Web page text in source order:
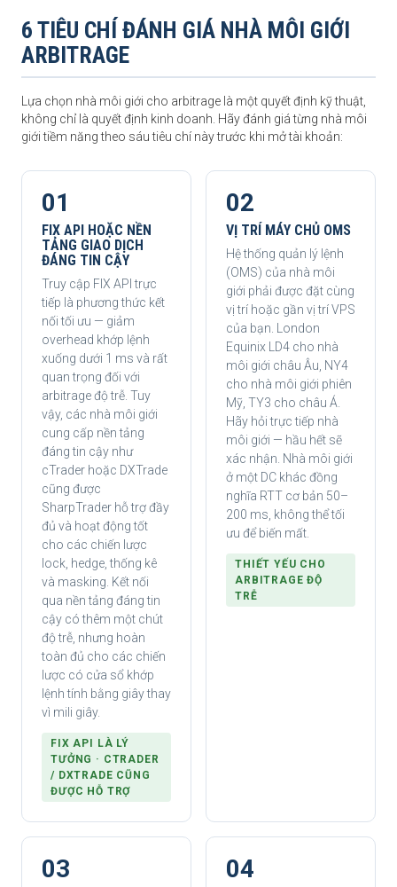
6 TIÊU CHÍ ĐÁNH GIÁ NHÀ MÔI GIỚI
ARBITRAGE
Lựa chọn nhà môi giới cho arbitrage là một quyết định kỹ thuật,
không chỉ là quyết định kinh doanh. Hãy đánh giá từng nhà môi
giới tiềm năng theo sáu tiêu chí này trước khi mở tài khoản:
01
FIX API HOẶC NỀN
TẢNG GIAO DỊCH
ĐÁNG TIN CẬY
Truy cập FIX API trực
tiếp là phương thức kết
nối tối ưu — giảm
overhead khớp lệnh
xuống dưới 1 ms và rất
quan trọng đối với
arbitrage độ trễ. Tuy
vậy, các nhà môi giới
cung cấp nền tảng
đáng tin cậy như
cTrader hoặc DXTrade
cũng được
SharpTrader hỗ trợ đầy
đủ và hoạt động tốt
cho các chiến lược
lock, hedge, thống kê
và masking. Kết nối
qua nền tảng đáng tin
cậy có thêm một chút
độ trễ, nhưng hoàn
toàn đủ cho các chiến
lược có cửa sổ khớp
lệnh tính bằng giây thay
vì mili giây.
FIX API LÀ LÝ
TƯỞNG · CTRADER
/ DXTRADE CŨNG
ĐƯỢC HỖ TRỢ
02
VỊ TRÍ MÁY CHỦ OMS
Hệ thống quản lý lệnh
(OMS) của nhà môi
giới phải được đặt cùng
vị trí hoặc gần vị trí VPS
của bạn. London
Equinix LD4 cho nhà
môi giới châu Âu, NY4
cho nhà môi giới phiên
Mỹ, TY3 cho châu Á.
Hãy hỏi trực tiếp nhà
môi giới — hầu hết sẽ
xác nhận. Nhà môi giới
ở một DC khác đồng
nghĩa RTT cơ bản 50–
200 ms, không thể tối
ưu để biến mất.
THIẾT YẾU CHO
ARBITRAGE ĐỘ
TRỄ
03 04